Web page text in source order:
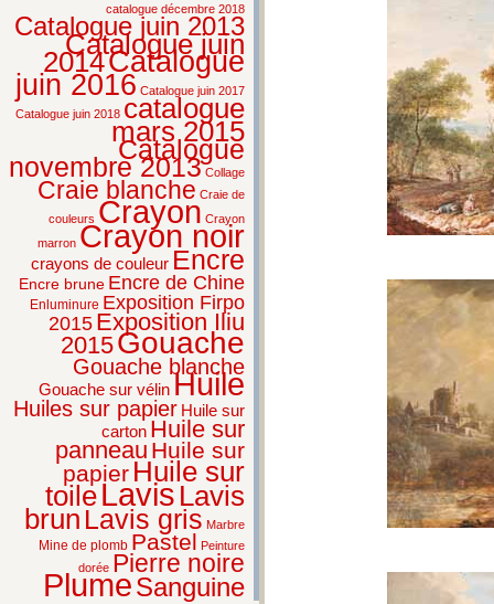
catalogue décembre 2018
Catalogue juin 2013
Catalogue juin
2014Catalogue
juin 2016 Catalogue juin 2017
Catalogue juin 2018 catalogue
mars 2015
Catalogue
novembre 2013 Collage
Craie blanche Craie de
couleurs Crayon Crayon
marron Crayon noir
crayons de couleur Encre
Encre brune Encre de Chine
Enluminure Exposition Firpo
2015 Exposition Iliu
2015Gouache
Gouache blanche
Gouache sur vélinHuile
Huiles sur papier Huile sur
carton Huile sur
panneau Huile sur
papier Huile sur
toileLavis Lavis
brun Lavis gris Marbre
Mine de plomb Pastel Peinture
dorée Pierre noire
PlumeSanguine